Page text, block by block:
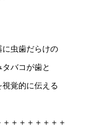
に虫歯だらけの
バコが歯と
覚的に伝える
＋＋＋＋＋＋＋